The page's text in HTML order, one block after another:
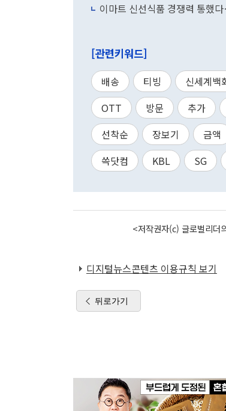
이마트 신선식품 경쟁력 통했
[관련키워드]
배송 티빙 신세계백
OTT
방문 추가
선착순
장보기 금액
쓱닷컴
KBL SG
<저작권자(c) 글로벌리
디지털뉴스콘텐츠 이용규칙 보기
뒤로가기